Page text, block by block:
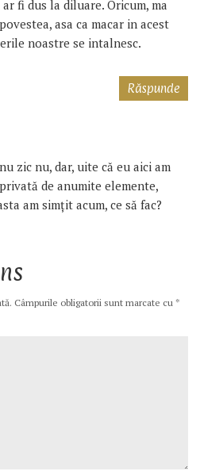
fi dus la diluare. Oricum, ma
asa ca macar in acest
noastre se intalnesc.
zic nu, dar, uite că eu aici am
de anumite elemente,
am simțit acum, ce să fac?
Răspunde
Câmpurile obligatorii sunt marcate cu *